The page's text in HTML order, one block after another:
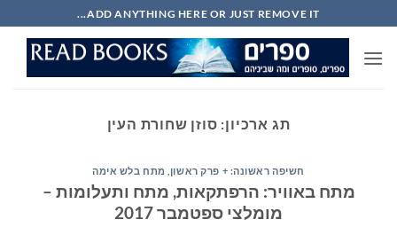
to
content
ADD ANYTHING HERE OR JUST REMOVE IT...
תג ארכיון: סוזן שחורת העין
חשיפה ראשונה: + פרק ראשון מתח בלש אימה
מתח באוויר: הרפתקאות, מתח ותעלומות –
מומלצי ספטמבר 2017